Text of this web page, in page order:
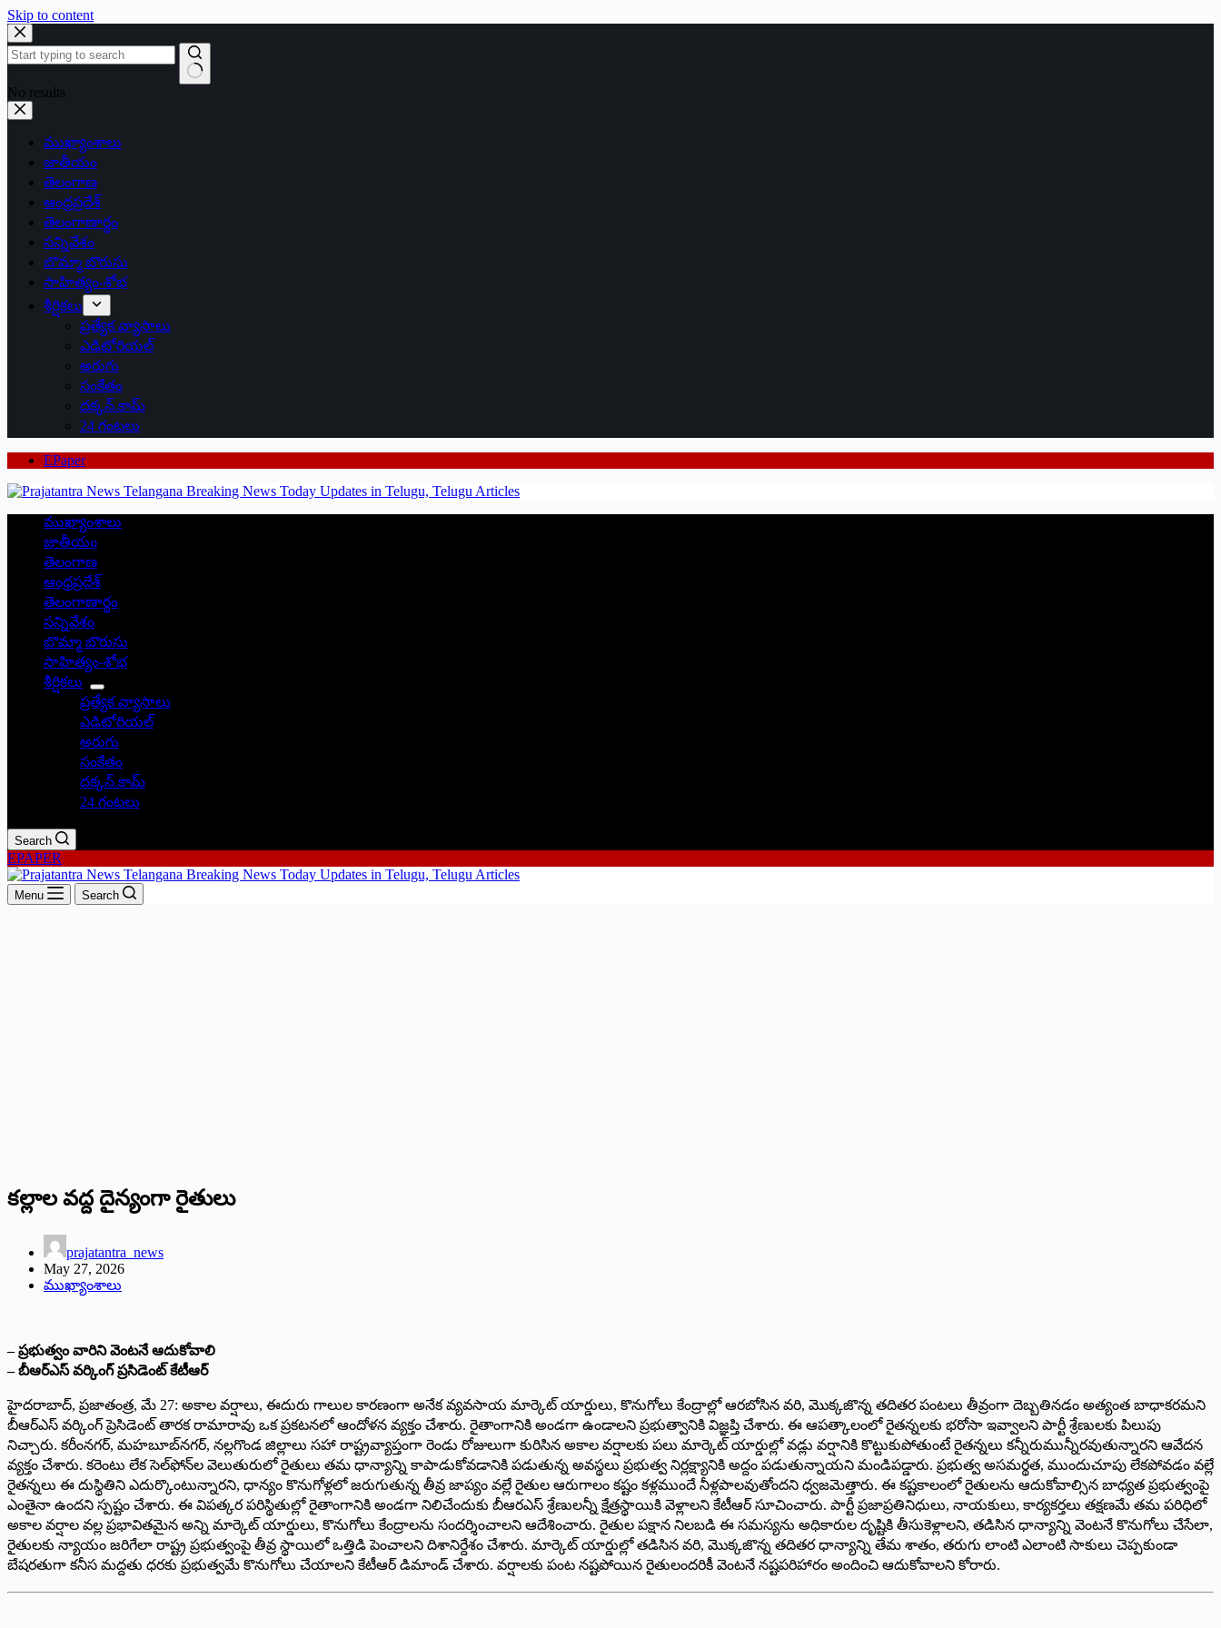
Skip to content
No results
ముఖ్యాంశాలు
జాతీయం
తెలంగాణ
ఆంధ్రప్రదేశ్
తెలంగాణార్థం
సన్నివేశం
బొమ్మా బొరుసు
సాహిత్యం-శోభ
శీర్షికలు
ప్రత్యేక వ్యాసాలు
ఎడిటోరియల్
అరుగు
సంకేతం
దక్కన్.కామ్
24 గంటలు
EPaper
ముఖ్యాంశాలు
జాతీయం
తెలంగాణ
ఆంధ్రప్రదేశ్
తెలంగాణార్థం
సన్నివేశం
బొమ్మా బొరుసు
సాహిత్యం-శోభ
శీర్షికలు
ప్రత్యేక వ్యాసాలు
ఎడిటోరియల్
అరుగు
సంకేతం
దక్కన్.కామ్
24 గంటలు
Search
EPAPER
Menu Search
కల్లాల వద్ద దైన్యంగా రైతులు
prajatantra_news
May 27, 2026
ముఖ్యాంశాలు
– ప్రభుత్వం వారిని వెంటనే ఆదుకోవాలి
– బీఆర్ఎస్ వర్కింగ్ ప్రసిడెంట్ కేటీఆర్
హైదరాబాద్, ప్రజాతంత్ర, మే 27: అకాల వర్షాలు, ఈదురు గాలుల కారణంగా అనేక వ్యవసాయ మార్కెట్ యార్డులు, కొనుగోలు కేంద్రాల్లో ఆరబోసిన వరి, మొక్కజొన్న తదితర పంటలు తీవ్రంగా దెబ్బతినడం అత్యంత బాధాకరమని
బీఆర్ఎస్ వర్కింగ్ ప్రెసిడెంట్ తారక రామారావు ఒక ప్రకటనలో ఆందోళన వ్యక్తం చేశారు. రైతాంగానికి అండగా ఉండాలని ప్రభుత్వానికి విజ్ఞప్తి చేశారు. ఈ ఆపత్కాలంలో రైతన్నలకు భరోసా ఇవ్వాలని పార్టీ శ్రేణులకు పిలుపు
నిచ్చారు. కరీంనగర్, మహబూబ్‌నగర్, నల్లగొండ జిల్లాలు సహా రాష్ట్రవ్యాప్తంగా రెండు రోజులుగా కురిసిన అకాల వర్షాలకు పలు మార్కెట్ యార్డుల్లో వడ్లు వర్షానికి కొట్టుకుపోతుంటే రైతన్నలు కన్నీరుమున్నీరవుతున్నారని ఆవేదన
వ్యక్తం చేశారు. కరెంటు లేక సెల్‌ఫోన్‌ల వెలుతురులో రైతులు తమ ధాన్యాన్ని కాపాడుకోవడానికి పడుతున్న అవస్థలు ప్రభుత్వ నిర్లక్ష్యానికి అద్దం పడుతున్నాయని మండిపడ్డారు. ప్రభుత్వ అసమర్థత, ముందుచూపు లేకపోవడం వల్లే
రైతన్నలు ఈ దుస్థితిని ఎదుర్కొంటున్నారని, ధాన్యం కొనుగోళ్లలో జరుగుతున్న తీవ్ర జాప్యం వల్లే రైతుల ఆరుగాలం కష్టం కళ్లముందే నీళ్లపాలవుతోందని ధ్వజమెత్తారు. ఈ కష్టకాలంలో రైతులను ఆదుకోవాల్సిన బాధ్యత ప్రభుత్వంపై
ఎంతైనా ఉందని స్పష్టం చేశారు. ఈ విపత్కర పరిస్థితుల్లో రైతాంగానికి అండగా నిలిచేందుకు బీఆరఎస్ శ్రేణులన్నీ క్షేత్రస్థాయికి వెళ్లాలని కేటీఆర్ సూచించారు. పార్టీ ప్రజాప్రతినిధులు, నాయకులు, కార్యకర్తలు తక్షణమే తమ పరిధిలో
అకాల వర్షాల వల్ల ప్రభావితమైన అన్ని మార్కెట్ యార్డులు, కొనుగోలు కేంద్రాలను సందర్శించాలని ఆదేశించారు. రైతుల పక్షాన నిలబడి ఈ సమస్యను అధికారుల దృష్టికి తీసుకెళ్లాలని, తడిసిన ధాన్యాన్ని వెంటనే కొనుగోలు చేసేలా,
రైతులకు న్యాయం జరిగేలా రాష్ట్ర ప్రభుత్వంపై తీవ్ర స్థాయిలో ఒత్తిడి పెంచాలని దిశానిర్దేశం చేశారు. మార్కెట్ యార్డుల్లో తడిసిన వరి, మొక్కజొన్న తదితర ధాన్యాన్ని తేమ శాతం, తరుగు లాంటి ఎలాంటి సాకులు చెప్పకుండా
బేషరతుగా కనీస మద్దతు ధరకు ప్రభుత్వమే కొనుగోలు చేయాలని కేటీఆర్ డిమాండ్ చేశారు. వర్షాలకు పంట నష్టపోయిన రైతులందరికీ వెంటనే నష్టపరిహారం అందించి ఆదుకోవాలని కోరారు.